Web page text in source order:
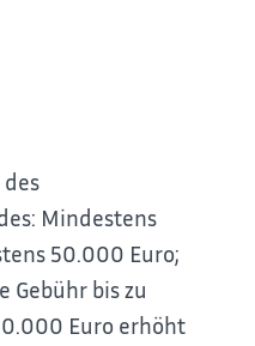
Mindestens
50.000 Euro;
Gebühr bis zu
Euro erhöht